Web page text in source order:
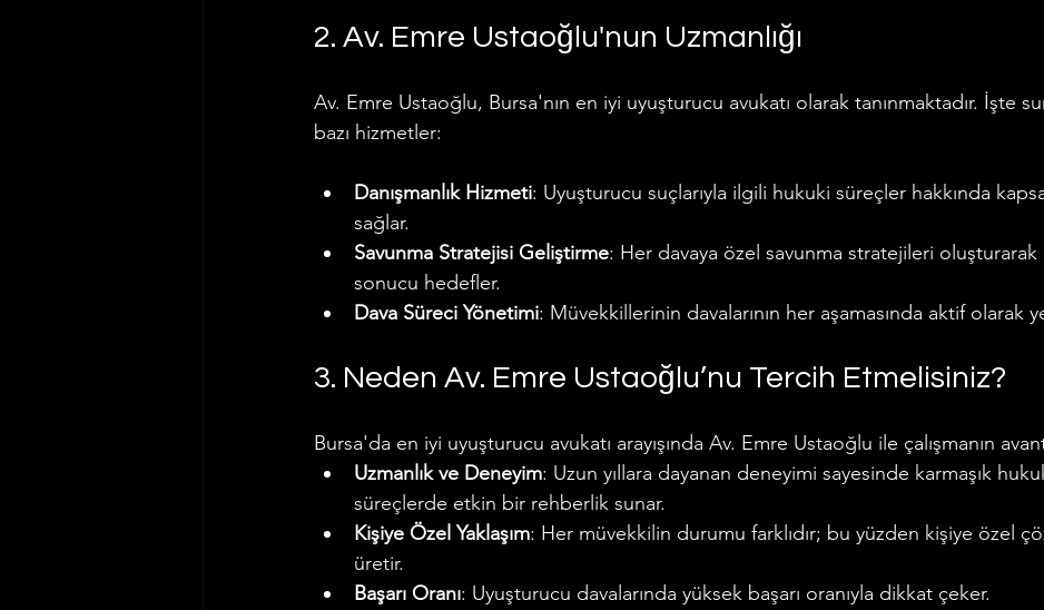
2. Av. Emre Ustaoğlu'nun Uzmanlığı
Av. Emre Ustaoğlu, Bursa'nın en iyi uyuşturucu avukatı olarak tanınmaktadır. İşte
bazı hizmetler:
Danışmanlık Hizmeti: Uyuşturucu suçlarıyla ilgili hukuki süreçler hakkında
sağlar.
Savunma Stratejisi Geliştirme: Her davaya özel savunma stratejileri oluşturarak
sonucu hedefler.
Dava Süreci Yönetimi: Müvekkillerinin davalarının her aşamasında aktif olarak
3. Neden Av. Emre Ustaoğlu’nu Tercih Etmelisiniz?
Bursa'da en iyi uyuşturucu avukatı arayışında Av. Emre Ustaoğlu ile çalışmanın
Uzmanlık ve Deneyim: Uzun yıllara dayanan deneyimi sayesinde karmaşık
süreçlerde etkin bir rehberlik sunar.
Kişiye Özel Yaklaşım: Her müvekkilin durumu farklıdır; bu yüzden kişiye özel
üretir.
Başarı Oranı: Uyuşturucu davalarında yüksek başarı oranıyla dikkat çeker.